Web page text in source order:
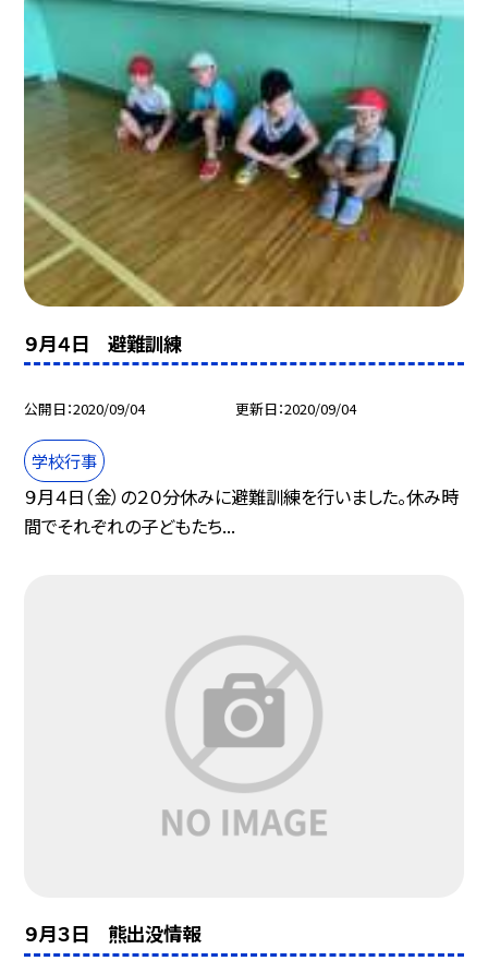
９月４日 避難訓練
公開日 2020/09/04 更新日 2020/09/04
学校行事
９月４日（金）の２０分休みに避難訓練を行いました。休み時
間でそれぞれの子どもたち...
９月３日 熊出没情報